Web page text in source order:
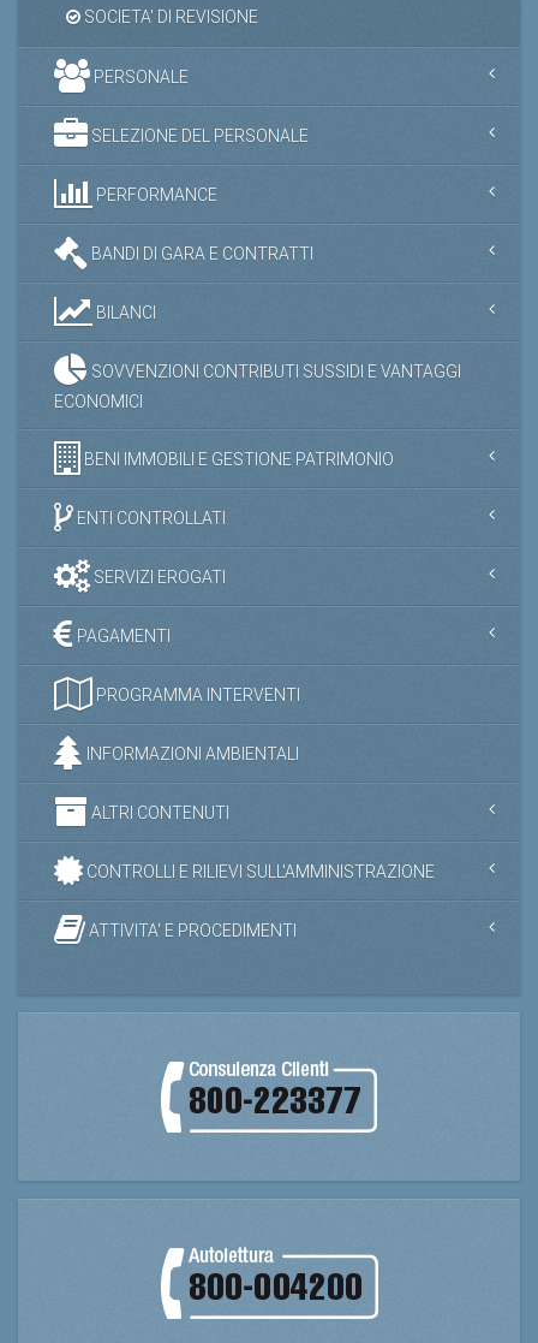
SOCIETA' DI REVISIONE
PERSONALE
SELEZIONE DEL PERSONALE
PERFORMANCE
BANDI DI GARA E CONTRATTI
BILANCI
SOVVENZIONI CONTRIBUTI SUSSIDI E VANTAGGI
ECONOMICI
BENI IMMOBILI E GESTIONE PATRIMONIO
ENTI CONTROLLATI
SERVIZI EROGATI
PAGAMENTI
PROGRAMMA INTERVENTI
INFORMAZIONI AMBIENTALI
ALTRI CONTENUTI
CONTROLLI E RILIEVI SULL'AMMINISTRAZIONE
ATTIVITA' E PROCEDIMENTI